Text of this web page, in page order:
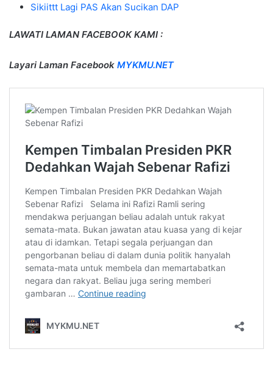
Sikiittt Lagi PAS Akan Sucikan DAP
LAWATI LAMAN FACEBOOK KAMI :
Layari Laman Facebook MYKMU.NET